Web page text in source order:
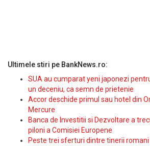
Ultimele stiri pe BankNews.ro:
SUA au cumparat yeni japonezi
un deceniu, ca semn de prietenie
Accor deschide primul sau hotel din
Mercure
Banca de Investitii si Dezvoltare a
piloni a Comisiei Europene
Peste trei sferturi dintre tinerii